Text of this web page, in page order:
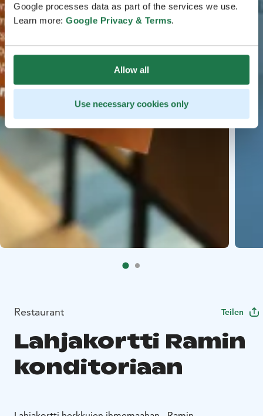
Google processes data as part of the services we use.
Learn more: Google Privacy & Terms.
Allow all
Use necessary cookies only
Restaurant Teilen
Lahjakortti Ramin
konditoriaan